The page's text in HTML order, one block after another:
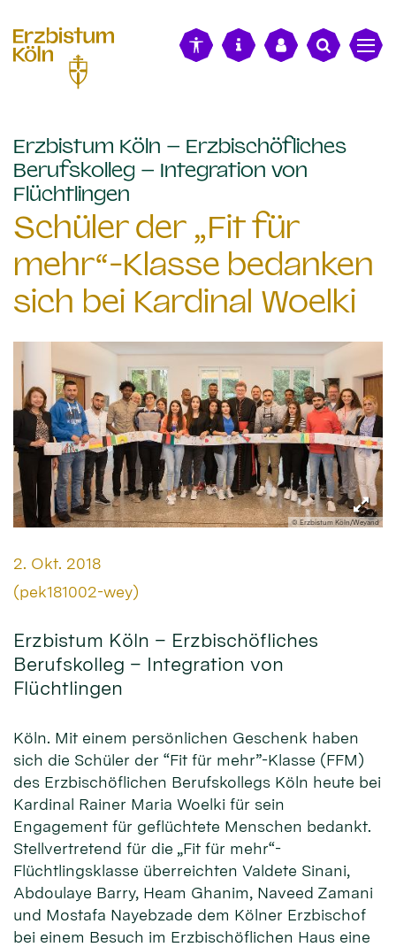
Erzbistum Köln – Erzbischöfliches
Berufskolleg – Integration von
Flüchtlingen
Schüler der „Fit für
mehr“-Klasse bedanken
sich bei Kardinal Woelki
© Erzbistum Köln/Weyand
Datum:
2. Okt. 2018
Von:
(pek181002-wey)
Erzbistum Köln – Erzbischöfliches
Berufskolleg – Integration von
Flüchtlingen
Köln. Mit einem persönlichen Geschenk haben
sich die Schüler der “Fit für mehr”-Klasse (FFM)
des Erzbischöflichen Berufskollegs Köln heute bei
Kardinal Rainer Maria Woelki für sein
Engagement für geflüchtete Menschen bedankt.
Stellvertretend für die „Fit für mehr“-
Flüchtlingsklasse überreichten Valdete Sinani,
Abdoulaye Barry, Heam Ghanim, Naveed Zamani
und Mostafa Nayebzade dem Kölner Erzbischof
bei einem Besuch im Erzbischöflichen Haus eine